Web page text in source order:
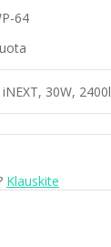
64
30W,
Klauskite